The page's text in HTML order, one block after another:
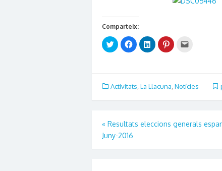
Comparteix:
Click
to
share
new
window)
Click
to
share
new
window)
Click
to
share
new
window)
Click
to
new
window)
(Opens
in
window)
Activitats La Llacuna Notícies
Navegació
d'entrades
« Resultats eleccions generals
Juny-2016